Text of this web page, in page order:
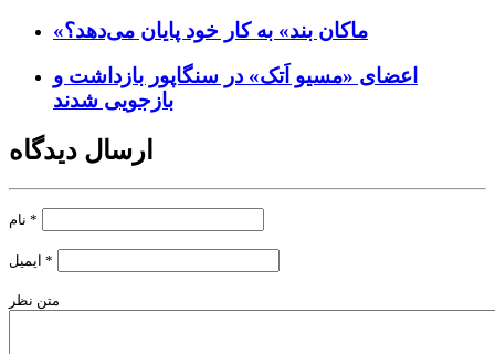
«ماکان بند» به کار خود پایان می‌دهد؟
اعضای «مسیو اَتک» در سنگاپور بازداشت و
بازجویی شدند
ارسال دیدگاه
*
*
متن نظر